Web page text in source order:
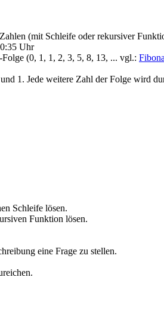
(mit Schleife oder rekursiver
Uhr
(0, 1, 1, 2, 3, 5, 8, 13, ... vgl.:
1. Jede weitere Zahl der Folge wird
Schleife lösen.
Funktion lösen.
eine Frage zu stellen.